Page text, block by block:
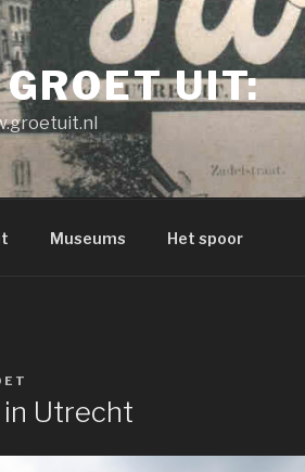
UIT:
Museums Het spoor
Utrecht